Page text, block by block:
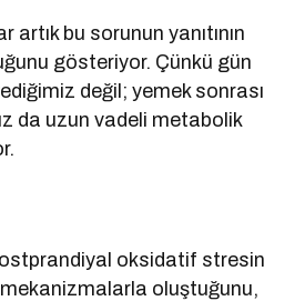
artık bu sorunun yanıtının
gösteriyor. Çünkü gün
değil; yemek sonrası
da uzun vadeli metabolik
oksidatif stresin
oluştuğunu,